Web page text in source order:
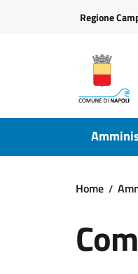
Regione
Home